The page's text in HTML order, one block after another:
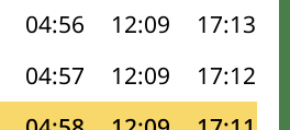
04:56 12:09 17:13
04:57 12:09 17:12